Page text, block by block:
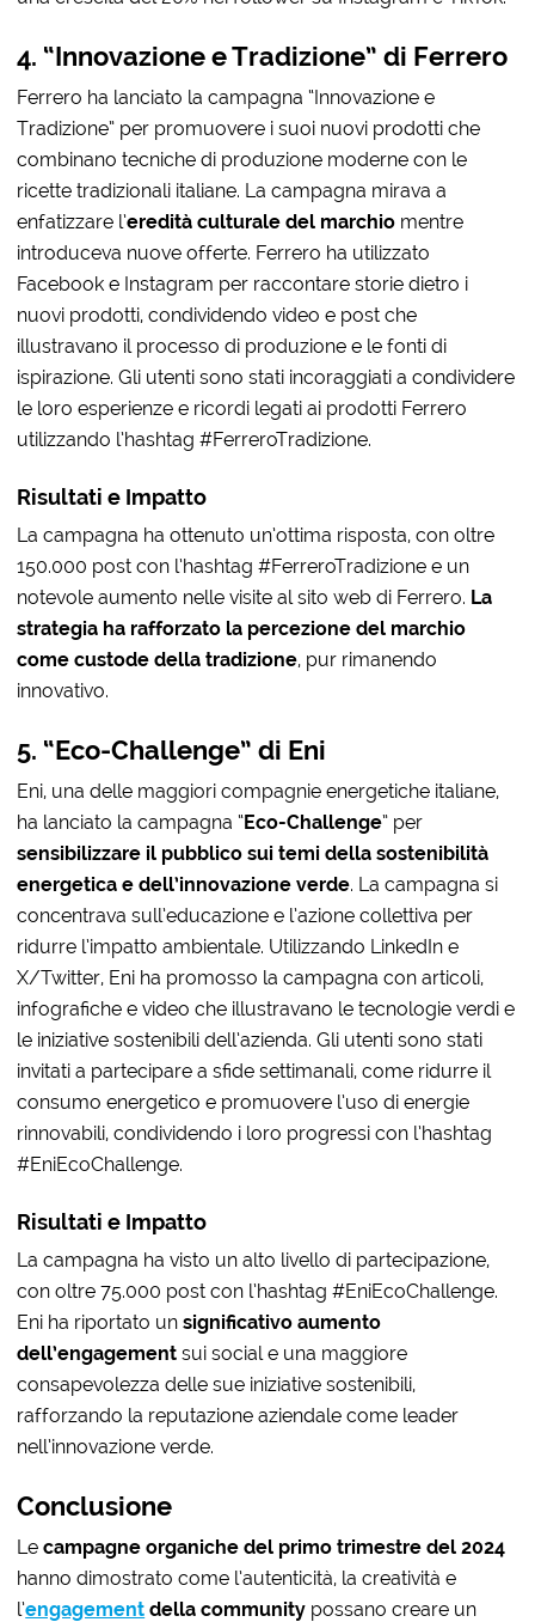
4. “Innovazione e Tradizione” di Ferrero
Ferrero ha lanciato la campagna “Innovazione e
Tradizione” per promuovere i suoi nuovi prodotti che
combinano tecniche di produzione moderne con le
ricette tradizionali italiane. La campagna mirava a
enfatizzare l’eredità culturale del marchio mentre
introduceva nuove offerte. Ferrero ha utilizzato
Facebook e Instagram per raccontare storie dietro i
nuovi prodotti, condividendo video e post che
illustravano il processo di produzione e le fonti di
ispirazione. Gli utenti sono stati incoraggiati a condividere
le loro esperienze e ricordi legati ai prodotti Ferrero
utilizzando l’hashtag #FerreroTradizione.
Risultati e Impatto
La campagna ha ottenuto un’ottima risposta, con oltre
150.000 post con l’hashtag #FerreroTradizione e un
notevole aumento nelle visite al sito web di Ferrero. La
strategia ha rafforzato la percezione del marchio
come custode della tradizione, pur rimanendo
innovativo.
5. “Eco-Challenge” di Eni
Eni, una delle maggiori compagnie energetiche italiane,
ha lanciato la campagna “Eco-Challenge” per
sensibilizzare il pubblico sui temi della sostenibilità
energetica e dell’innovazione verde. La campagna si
concentrava sull’educazione e l’azione collettiva per
ridurre l’impatto ambientale. Utilizzando LinkedIn e
X/Twitter, Eni ha promosso la campagna con articoli,
infografiche e video che illustravano le tecnologie verdi e
le iniziative sostenibili dell’azienda. Gli utenti sono stati
invitati a partecipare a sfide settimanali, come ridurre il
consumo energetico e promuovere l’uso di energie
rinnovabili, condividendo i loro progressi con l’hashtag
#EniEcoChallenge.
Risultati e Impatto
La campagna ha visto un alto livello di partecipazione,
con oltre 75.000 post con l’hashtag #EniEcoChallenge.
Eni ha riportato unsignificativo aumento
dell’engagement sui social e una maggiore
consapevolezza delle sue iniziative sostenibili,
rafforzando la reputazione aziendale come leader
nell’innovazione verde.
Conclusione
Lecampagne organiche del primo trimestre del 2024
hanno dimostrato come l’autenticità, la creatività e
l’engagement della community possano creare un